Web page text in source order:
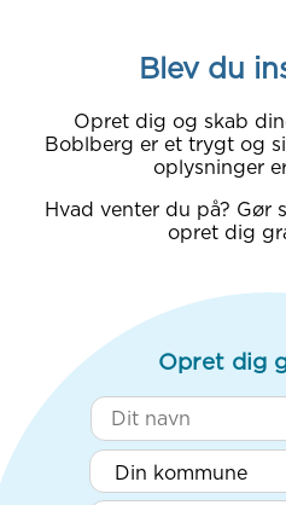
Blev du
Opret dig og skab
Boblberg er et trygt og
oplysninger
Hvad venter du på? Gør
opret dig
Opret dig